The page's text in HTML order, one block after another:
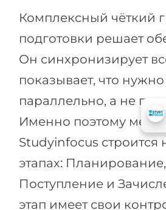
Комплексный чёткий
подготовки решает
Он синхронизирует
показывает, что нужно
параллельно, а не
Именно поэтому
Studyinfocus строится
этапах:
Поступление и
этап имеет свои